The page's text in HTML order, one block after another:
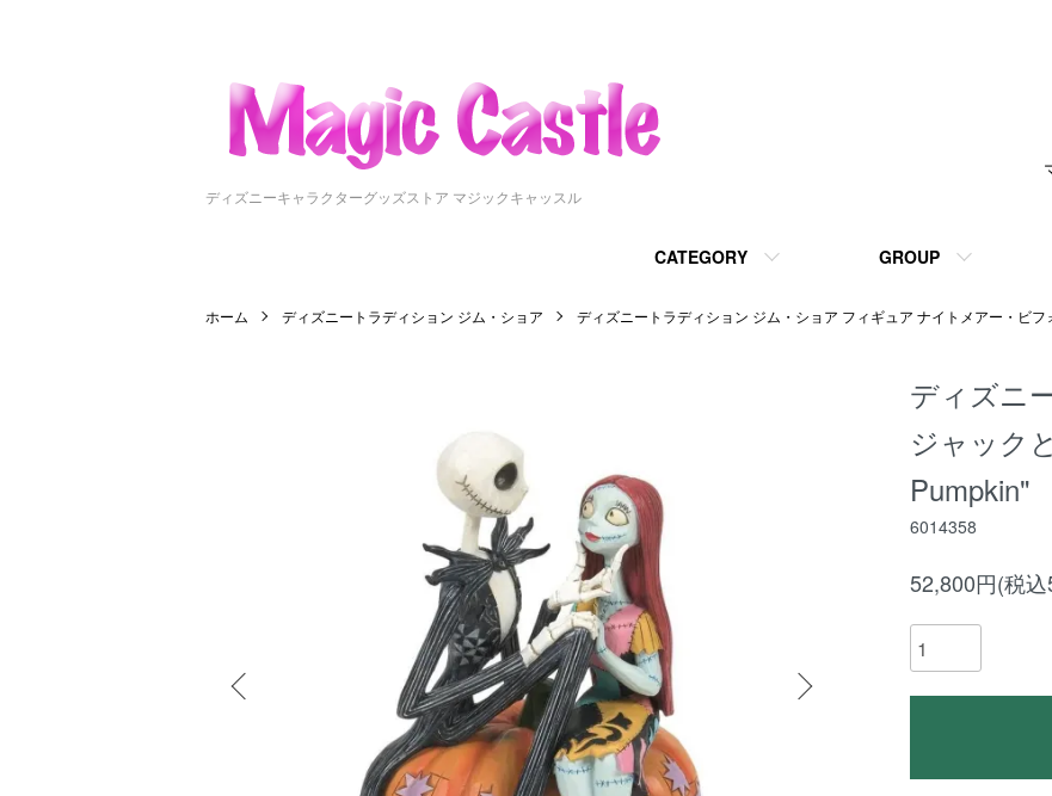
ディズニーキャラクターグッズストア マジックキャッスル
CATEGORY GROUP
ホーム ディズニートラディション ジム・ショア ディズニートラディション ジム・ショア フィギュア ナイトメアー・ビフ
ディズニ
ジャック
Pumpkin"
6014358
52,800円(税